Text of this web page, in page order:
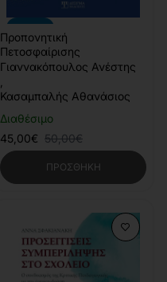
-10%
Διαθέσιμο
Προπονητική
Πετοσφαίρισης
Γιαννακόπουλος Ανέστης
Κασαμπαλής Αθανάσιος
45,00€ 50,00€
ΠΡΟΣΘΉΚΗ